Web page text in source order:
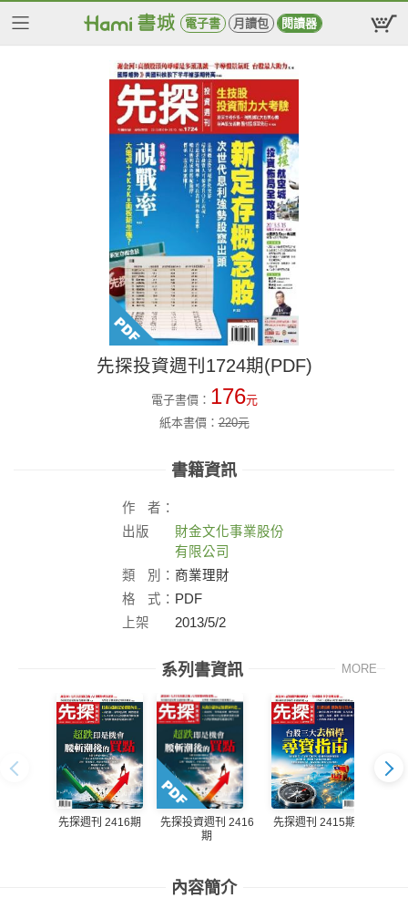
電子書 月讀包 閱讀器
先探投資週刊1724期(PDF)
電子書價： 176元
紙本書價：220元
書籍資訊
作
者：
出版
財金文化事業股份
有限公司
類
別： 商業理財
格
式： PDF
上架
2013/5/2
系列書資訊 MORE
先探週刊 2416期
先探投資週刊 2416
期
先探週刊 2415期
內容簡介